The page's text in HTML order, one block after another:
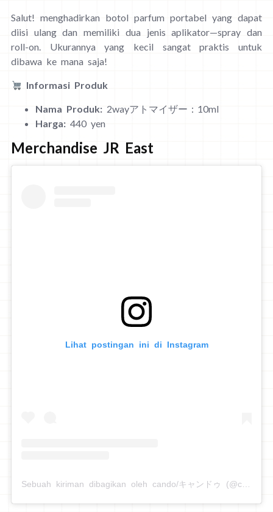
Salut! menghadirkan botol parfum portabel yang dapat
diisi ulang dan memiliki dua jenis aplikator—spray dan
roll-on. Ukurannya yang kecil sangat praktis untuk
dibawa ke mana saja!
Informasi Produk
Nama Produk: 2wayアトマイザー：10ml
Harga: 440 yen
Merchandise JR East
Lihat postingan ini di Instagram